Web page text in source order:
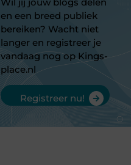
en een breed publiek
bereiken? Wacht niet
langer en registreer je
vandaag nog op Kings-
place.nl
Registreer nu!